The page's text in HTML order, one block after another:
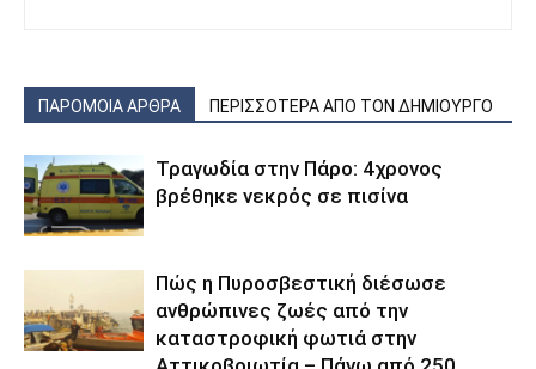
ΠΑΡΟΜΟΙΑ ΑΡΘΡΑ ΠΕΡΙΣΣΟΤΕΡΑ ΑΠΟ ΤΟΝ ΔΗΜΙΟΥΡΓΟ
Τραγωδία στην Πάρο: 4χρονος
βρέθηκε νεκρός σε πισίνα
Πώς η Πυροσβεστική διέσωσε
ανθρώπινες ζωές από την
καταστροφική φωτιά στην